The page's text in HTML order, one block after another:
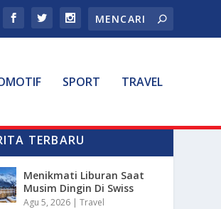
SPORT TRAVEL
TERBARU
Menikmati Liburan Saat
Musim Dingin Di Swiss
Agu 5, 2026 |Travel